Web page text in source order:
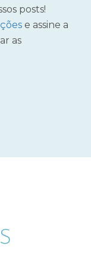
posts!
e assine a
as